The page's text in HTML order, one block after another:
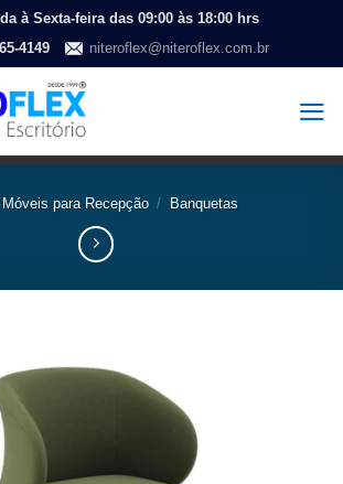
à Sexta-feira das 09:00 às 18:00 hrs
4149
niteroflex@niteroflex.com.br
Móveis para Recepção / Banquetas